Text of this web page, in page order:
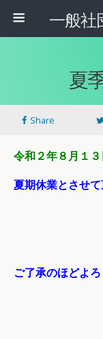
夏
Share
令和２年８月１３
夏期休業とさせて
ご了承のほどよろ